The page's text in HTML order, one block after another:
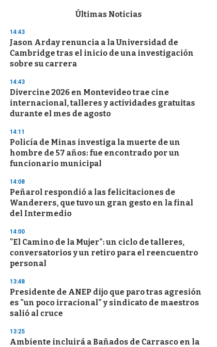
d
s
o
f
3
s
e
c
o
n
Últimas Noticias
14:43
Jason Arday renuncia a la Universidad de
Cambridge tras el inicio de una investigación
sobre su carrera
14:43
Divercine 2026 en Montevideo trae cine
internacional, talleres y actividades gratuitas
durante el mes de agosto
14:11
Policía de Minas investiga la muerte de un
hombre de 57 años: fue encontrado por un
funcionario municipal
14:08
Peñarol respondió a las felicitaciones de
Wanderers, que tuvo un gran gesto en la final
del Intermedio
14:00
"El Camino de la Mujer": un ciclo de talleres,
conversatorios y un retiro para el reencuentro
personal
13:48
Presidente de ANEP dijo que paro tras agresión
es "un poco irracional" y sindicato de maestros
salió al cruce
13:25
Ambiente incluirá a Bañados de Carrasco en la